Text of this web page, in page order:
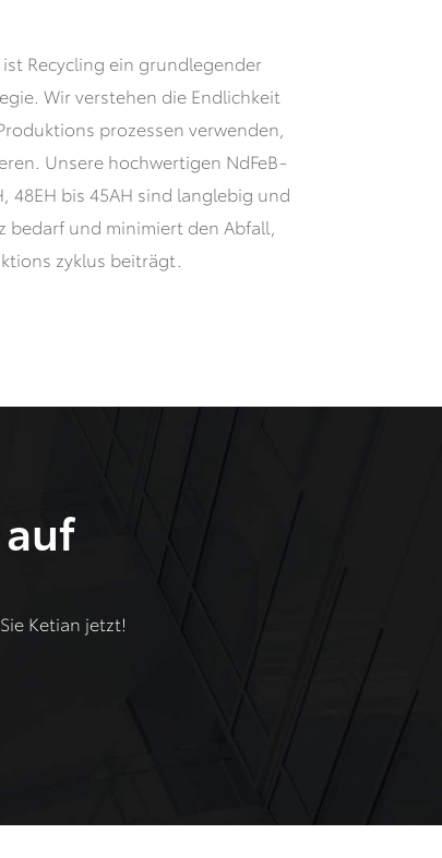
Recycling ein grundlegender
Wir verstehen die Endlichkeit
prozessen verwenden,
Unsere hochwertigen NdFeB-
48EH bis 45AH sind langlebig und
bedarf und minimiert den Abfall,
zyklus beiträgt.
Ketian jetzt!